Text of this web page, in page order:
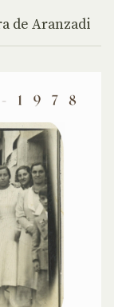
de Aranzadi